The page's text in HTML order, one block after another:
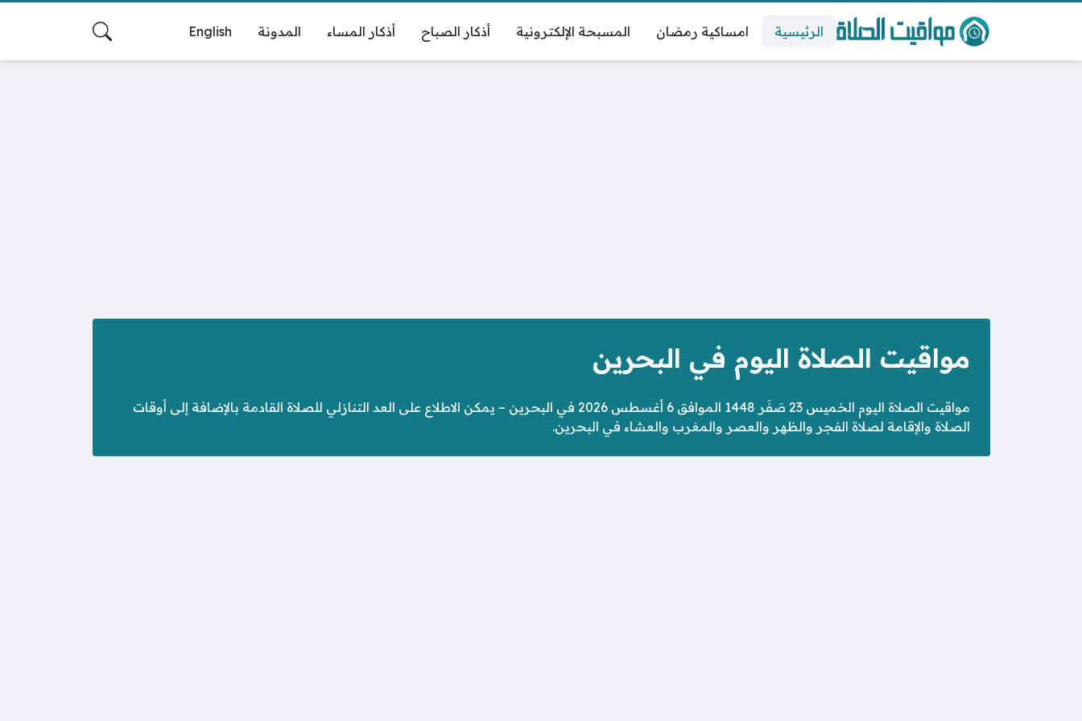
الرئيسية امساكية رمضان المسبحة الإلكترونية أذكار الصباح أذكار المساء المدونة English
مواقيت الصلاة اليوم في البحرين
مواقيت الصلاة اليوم الخميس 23 صَفَر 1448 الموافق 6 أغسطس 2026 في البحرين – يمكن الاطلاع على العد التنازلي للصلاة القادمة بالإضافة إلى أوقات
الصلاة والإقامة لصلاة الفجر والظهر والعصر والمغرب والعشاء في البحرين.